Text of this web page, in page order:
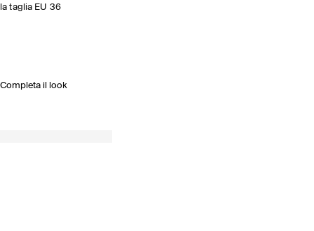
la taglia EU 36
Completa il look